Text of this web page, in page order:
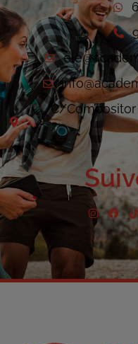
C/Compositor